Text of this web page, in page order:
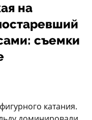
на
съемки
катания.